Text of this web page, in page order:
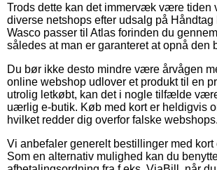
Trods dette kan det immervæk være tiden
diverse netshops efter udsalg på Håndtag
Wasco passer til Atlas forinden du
således at man er garanteret at opnå den
Du bør ikke desto mindre være årvågen
online webshop udlover et produkt til en
utrolig letkøbt, kan det i nogle tilfælde
uærlig e-butik. Køb med kort er heldigvis
hvilket redder dig overfor falske webshops.
Vi anbefaler generelt bestillinger med kort
Som en alternativ mulighed kan du